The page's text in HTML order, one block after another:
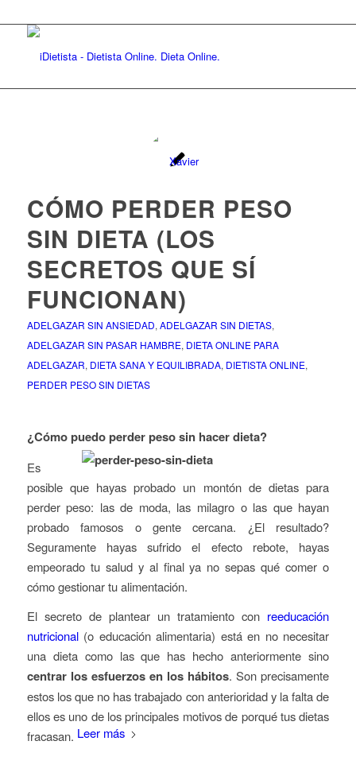
CÓMO PERDER PESO
SIN DIETA (LOS
SECRETOS QUE SÍ
FUNCIONAN)
ADELGAZAR SIN ANSIEDAD, ADELGAZAR SIN DIETAS,
ADELGAZAR SIN PASAR HAMBRE, DIETA ONLINE PARA
ADELGAZAR, DIETA SANA Y EQUILIBRADA, DIETISTA ONLINE,
PERDER PESO SIN DIETAS
¿Cómo puedo perder peso sin hacer dieta?
Es
posible que hayas probado un montón de dietas para
perder peso: las de moda, las milagro o las que hayan
probado famosos o gente cercana. ¿El resultado?
Seguramente hayas sufrido el efecto rebote, hayas
empeorado tu salud y al final ya no sepas qué comer o
cómo gestionar tu alimentación.
El secreto de plantear un tratamiento con reeducación
nutricional(o educación alimentaria) está en no necesitar
una dieta como las que has hecho anteriormente sino
centrar los esfuerzos en los hábitos. Son precisamente
estos los que no has trabajado con anterioridad y la falta de
ellos es uno de los principales motivos de porqué tus dietas
fracasan. Leer más